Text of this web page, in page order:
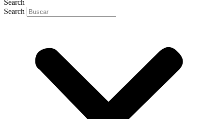
Search
Search